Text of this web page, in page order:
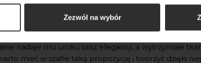
Zezwól na wybór
ceni sobie połączenie mody z funkcjonalnością.
zdobył serca wielu naszych klientek ze względu na
krojem, który sprawia, że materiał rozszerza
nadaje mu uroku oraz elegancji, a wytrzymałe
mieć w szafie taką propozycję i tworzyć dzięki